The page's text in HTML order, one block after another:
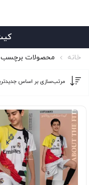
خانه محصولات برچسب